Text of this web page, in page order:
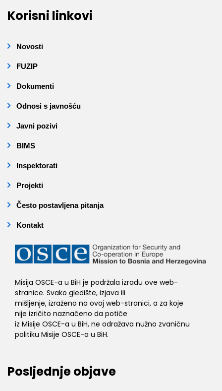
Korisni linkovi
Novosti
FUZIP
Dokumenti
Odnosi s javnošću
Javni pozivi
BIMS
Inspektorati
Projekti
Često postavljena pitanja
Kontakt
Misija OSCE-a u BiH je podržala izradu ove web-
stranice. Svako gledište, izjava ili
mišljenje, izraženo na ovoj web-stranici, a za koje
nije izričito naznačeno da potiče
iz Misije OSCE-a u BiH, ne odražava nužno zvaničnu
politiku Misije OSCE-a u BiH.
Posljednje objave